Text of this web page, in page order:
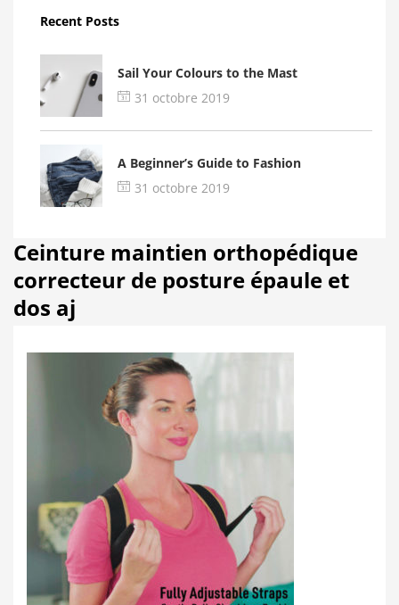
Recent Posts
Sail Your Colours to the Mast
31 octobre 2019
A Beginner’s Guide to Fashion
31 octobre 2019
Ceinture maintien orthopédique
correcteur de posture épaule et
dos aj